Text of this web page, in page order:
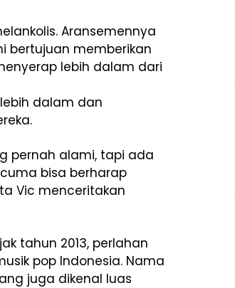
Aransemennya
bertujuan memberikan
lebih dalam dari
dalam dan
pernah alami, tapi ada
bisa berharap
Vic menceritakan
tahun 2013, perlahan
pop Indonesia. Nama
juga dikenal luas